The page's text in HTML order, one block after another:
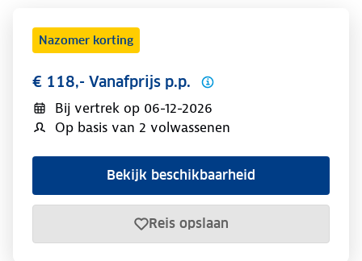
Nazomer korting
€ 118,- Vanafprijs p.p.
Bij vertrek op 06-12-2026
Op basis van 2 volwassenen
Bekijk beschikbaarheid
Reis opslaan